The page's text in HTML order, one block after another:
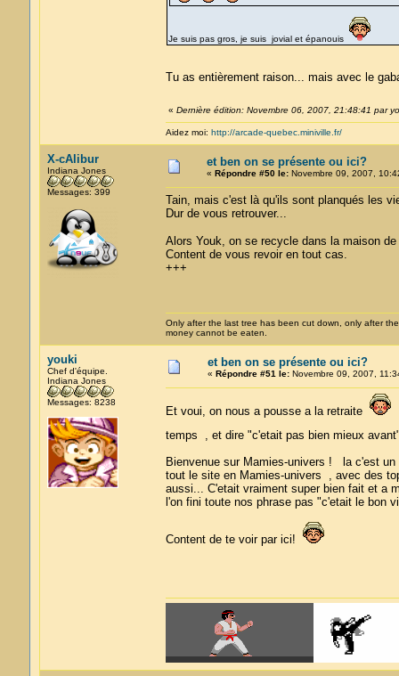
Je suis pas gros, je suis jovial et épanouis
Tu as entièrement raison... mais avec le
« Dernière édition: Novembre 06, 2007, 21:48:41 par
Aidez moi: http://arcade-quebec.miniville.fr/
X-cAlibur
Indiana Jones
Messages: 399
et ben on se présente ou ici?
« Répondre #50 le:Novembre 09, 2007,
Tain, mais c'est là qu'ils sont planqués les
Dur de vous retrouver...
Alors Youk, on se recycle dans la maison
Content de vous revoir en tout cas.
+++
Only after the last tree has been cut down, only after
money cannot be eaten.
youki
Chef d'équipe.
Indiana Jones
Messages: 8238
et ben on se présente ou ici?
« Répondre #51 le:Novembre 09, 2007,
Et voui, on nous a pousse a la retraite
temps , et dire "c'etait pas bien mieux
Bienvenue sur Mamies-univers ! la c'est un
tout le site en Mamies-univers , avec des
aussi... C'etait vraiment super bien fait et a
l'on fini toute nos phrase pas "c'etait le bon
Content de te voir par ici!